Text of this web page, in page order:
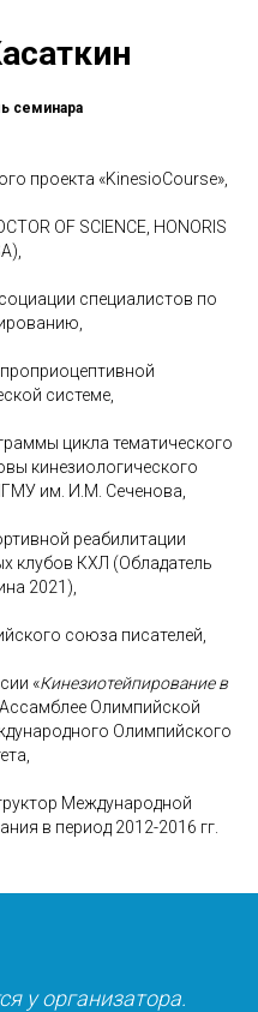
семинара
проекта «KinesioCourse»,
OF SCIENCE, HONORIS
специалистов по
системе,
цикла тематического
кинезиологического
им. И.М. Сеченова,
реабилитации
клубов КХЛ (Обладатель
2021),
союза писателей,
«Кинезиотейпирование в
Олимпийской
Олимпийского
Международной
в период 2012-2016 гг.
у организатора.